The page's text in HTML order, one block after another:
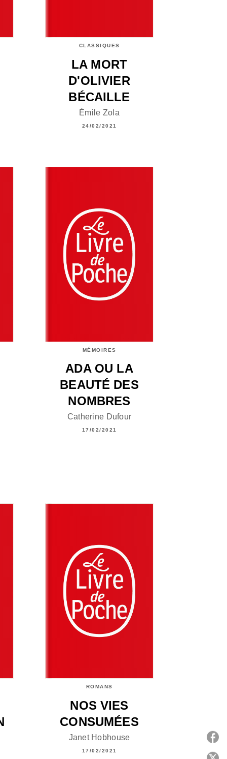
CLASSIQUES
LA MORT
D'OLIVIER
BÉCAILLE
Émile Zola
24/02/2021
MÉMOIRES
ADA OU LA
BEAUTÉ DES
NOMBRES
Catherine Dufour
17/02/2021
ROMANS
NOS VIES
CONSUMÉES
Janet Hobhouse
17/02/2021